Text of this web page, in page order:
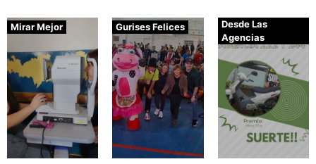
Mirar Mejor Gurises Felices
Desde Las
Agencias